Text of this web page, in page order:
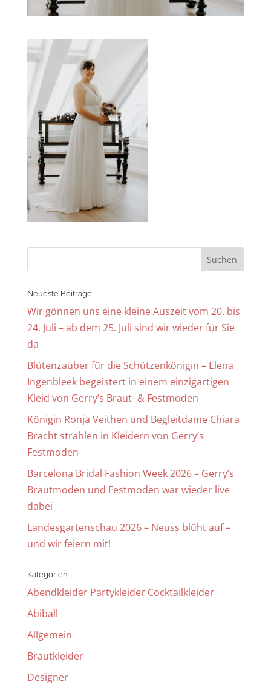
Neueste Beiträge
Wir gönnen uns eine kleine Auszeit vom 20. bis
24. Juli – ab dem 25. Juli sind wir wieder für Sie
da
Blütenzauber für die Schützenkönigin – Elena
Ingenbleek begeistert in einem einzigartigen
Kleid von Gerry’s Braut- & Festmoden
Königin Ronja Veithen und Begleitdame Chiara
Bracht strahlen in Kleidern von Gerry’s
Festmoden
Barcelona Bridal Fashion Week 2026 – Gerry’s
Brautmoden und Festmoden war wieder live
dabei
Landesgartenschau 2026 – Neuss blüht auf –
und wir feiern mit!
Kategorien
Abendkleider Partykleider Cocktailkleider
Abiball
Allgemein
Brautkleider
Designer